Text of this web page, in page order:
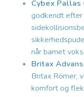
Cybex Pallas
godkendt
når barnet
Britax
Britax Römer,
komfort og